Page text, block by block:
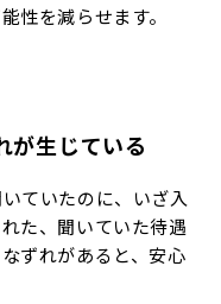
性を減らせます。
が生じている
ていたのに、いざ入
た、聞いていた待遇
ずれがあると、安心